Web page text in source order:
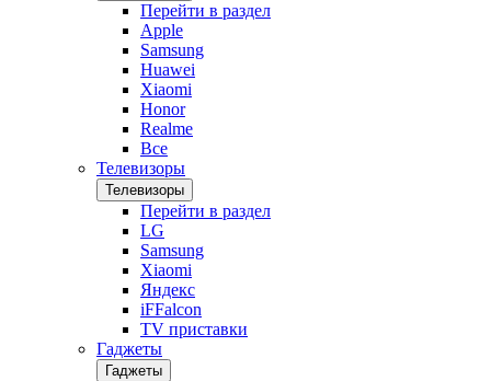
Перейти в раздел
Apple
Samsung
Huawei
Xiaomi
Honor
Realme
Все
Телевизоры
Телевизоры
Перейти в раздел
LG
Samsung
Xiaomi
Яндекс
iFFalcon
TV приставки
Гаджеты
Гаджеты